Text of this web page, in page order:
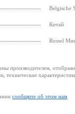
Belgische
Китай
Rossel
производителем,
технические
сообщите об этом нам